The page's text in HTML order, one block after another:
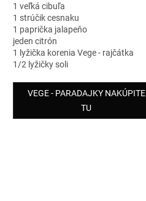
1 veľká cibuľa
1 strúčik cesnaku
1 paprička jalapeňo
jeden citrón
1 lyžička korenia Vege - rajčátka
1/2 lyžičky soli
VEGE - PARADAJKY NAKÚPITE
TU